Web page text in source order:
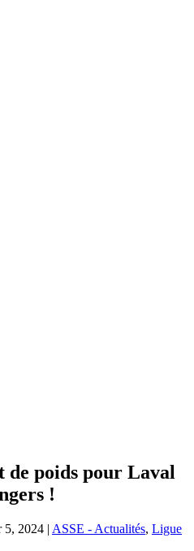
poids pour Laval
!
5, 2024 | ASSE - Actualités, Ligue